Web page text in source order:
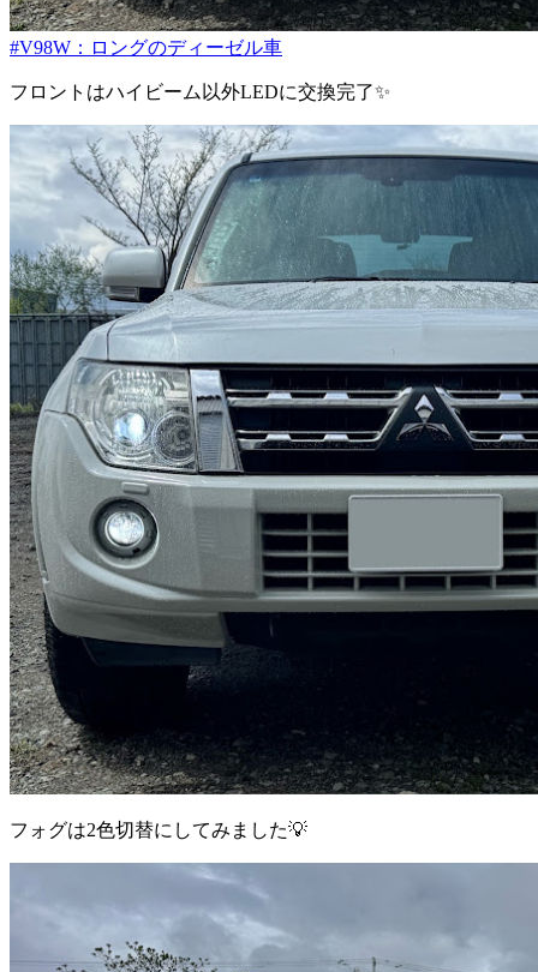
#V98W：ロングのディーゼル車
フロントはハイビーム以外LEDに交換完了✨
フォグは2色切替にしてみました💡